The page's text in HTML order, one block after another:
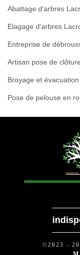
Abattage d'arbres
Elagage d'arbres
Entreprise de
Artisan pose de
Broyage et
Pose de pelouse en
©2023 -